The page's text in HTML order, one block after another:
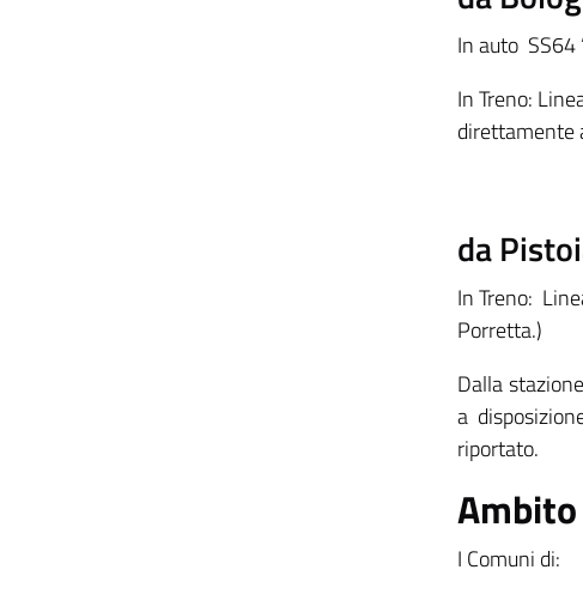
In auto SS64
In Treno:
direttamente
da
In Treno:
Porretta.)
Dalla
a
riportato.
I Comuni di: